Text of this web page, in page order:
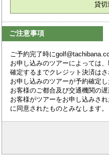
貸切
ご注意事項
ご予約完了時に
お申し込みのツアーによっては
確定するまでクレジット決済はさ
お申し込みのツアーが予約確定
お客様のご都合及び交通機関の
お客様がツアーをお申し込みさ
に同意されたものとみなします。